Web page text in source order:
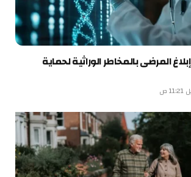
المرضى بالمخاطر الوراثية لحماية